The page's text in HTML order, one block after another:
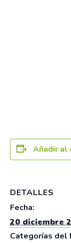
Añadir al
DETALLES
Fecha:
20 diciembre
Categorías del